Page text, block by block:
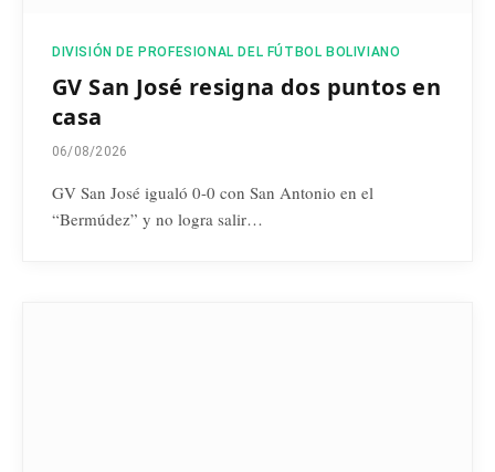
DIVISIÓN DE PROFESIONAL DEL FÚTBOL BOLIVIANO
GV San José resigna dos puntos en
casa
06/08/2026
GV San José igualó 0-0 con San Antonio en el
“Bermúdez” y no logra salir…